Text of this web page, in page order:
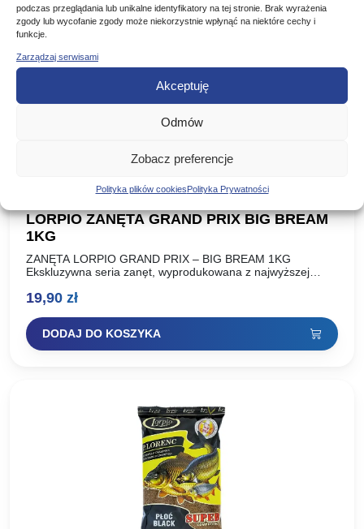
podczas przeglądania lub unikalne identyfikatory na tej stronie. Brak wyrażenia
zgody lub wycofanie zgody może niekorzystnie wpłynąć na niektóre cechy i
funkcje.
Zarządzaj serwisami
Akceptuję
Odmów
Zobacz preferencje
Polityka plików cookiesPolityka Prywatności
LORPIO ZANĘTA GRAND PRIX BIG BREAM
1KG
ZANĘTA LORPIO GRAND PRIX – BIG BREAM 1KG
Ekskluzywna seria zanęt, wyprodukowana z najwyższej
Piotra Lorenca, Mistrza Europy, indywidualnego
19,90 zł
DODAJ DO KOSZYKA